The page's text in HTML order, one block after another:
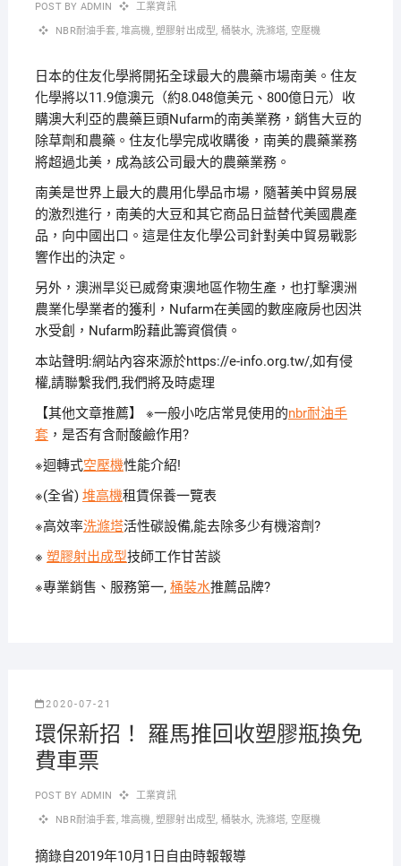
POST BY ADMIN 工業資訊
NBR耐油手套, 堆高機, 塑膠射出成型, 桶裝水, 洗滌塔, 空壓機
日本的住友化學將開拓全球最大的農藥市場南美。 住友
化學將以11.9億澳元（約8.048億美元、800億日元）收
購澳大利亞的農藥巨頭Nufarm的南美業務，銷售大豆的
除草劑和農藥。 住友化學完成收購後，南美的農藥業務
將超過北美，成為該公司最大的農藥業務。
南美是世界上最大的農用化學品市場，隨著美中貿易展
的激烈進行，南美的大豆和其它商品日益替代美國農產
品，向中國出口。 這是住友化學公司針對美中貿易戰影
響作出的決定。
另外，澳洲旱災已威脅東澳地區作物生產，也打擊澳洲
農業化學業者的獲利，Nufarm在美國的數座廠房也因洪
水受創，Nufarm盼藉此籌資償債。
本站聲明:網站內容來源於https://e-info.org.tw/,如有侵
權,請聯繫我們,我們將及時處理
【其他文章推薦】 ※一般小吃店常見使用的nbr耐油手
套，是否有含耐酸鹼作用?
※迴轉式空壓機性能介紹!
※(全省) 堆高機租賃保養一覽表
※高效率洗滌塔活性碳設備,能去除多少有機溶劑?
※ 塑膠射出成型技師工作甘苦談
※專業銷售、服務第一, 桶裝水推薦品牌?
2020-07-21
環保新招！ 羅馬推回收塑膠瓶換免
費車票
POST BY ADMIN 工業資訊
NBR耐油手套, 堆高機, 塑膠射出成型, 桶裝水, 洗滌塔, 空壓機
摘錄自2019年10月1日自由時報報導